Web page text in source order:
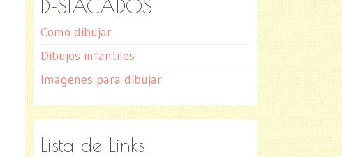
DESTACADOS
Como dibujar
Dibujos infantiles
Imagenes para dibujar
Lista de Links